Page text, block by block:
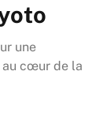
une
cœur de la